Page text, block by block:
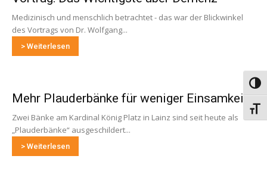
Medizinisch und menschlich betrachtet - das war der Blickwinkel
des Vortrags von Dr. Wolfgang...
> Weiterlesen
Mehr Plauderbänke für weniger Einsamkeit
Zwei Bänke am Kardinal König Platz in Lainz sind seit heute als
„Plauderbänke“ ausgeschildert...
> Weiterlesen